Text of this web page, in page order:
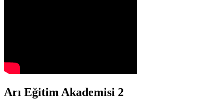
Arı Eğitim Akademisi 2